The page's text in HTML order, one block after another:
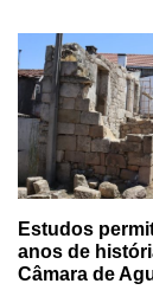
Estudos
anos de
Câmara de